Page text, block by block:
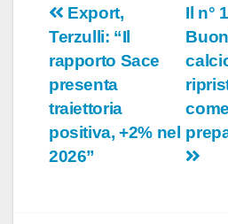
Navigazione
articoli
Il n°
Export,
Terzulli: “Il
rapporto Sace
presenta
traiettoria
positiva, +2% nel
2026”